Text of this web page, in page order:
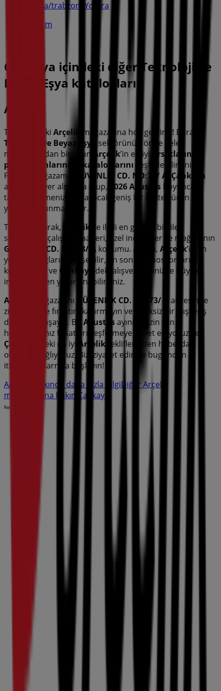
Yomra/trabzon, Yomra
15.1 km
Çankaya içindeki diğer Teknoloji ve
Beyaz Eşya katalogları
Arçelik
Tiendeo'daki Arçelik
mağazasına hoş geldiniz! Burada,
Teknoloji ve Beyaz Eşya
sektörünün önde gelen
markalarından biri olan
Arçelik’in en iyi fırsatlarını
promosyonlarını
kataloglarını keşfedebilirsiniz.
Fiziksel mağazamız
GÜVENLİK CD. NO:73/ A
Çankaya
adresinde yer almakta olup,
2026 Ağustos boyunca
tasarruf etmenizi sağlayacak geniş bir kaliteli ürün
yelpazesi sunmaktadır.
Tiendeo olarak,
Arçelik
ile ilgili en güncel bilgileri
sunuyoruz: çalışma saatleri, özel indirimler ve mağazanın
GÜVENLİK CD. NO:73/ A konumu. Ayrıca, Arçelik’in en
yeni kataloglarına erişebilir, en son promosyonları
keşfedebilir ve Çankaya
’deki alışverişlerinizde büyük
indirimlerden yararlanabilirsiniz.
Arçelik
mağazasını GÜVENLİK CD. NO:73/ A
adresinde
ziyaret etme fırsatını kaçırmayın ve eksiksiz bir alışveriş
deneyimi yaşayın. Bu Ağustosayında sizin için
hazırladığımız fırsatları keşfetmeye davet ediyoruz ve
Çankaya
’deki en iyi Arçelik tekliflerinden haberdar
olmanızı sağlıyoruz. Bizi ziyaret edin ve bugünden
itibaren tasarrufa başlayın!
Arçelik hakkında daha fazla bilgiDiğer Arçelik
mağazalarına bakın Çankaya
Reklam